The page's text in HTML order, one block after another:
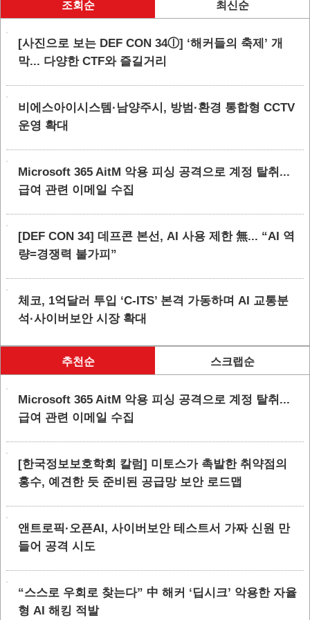
조회순 최신순
[사진으로 보는 DEF CON 34ⓛ] ‘해커들의 축제’ 개
막... 다양한 CTF와 즐길거리
비에스아이시스템·남양주시, 방범·환경 통합형 CCTV
운영 확대
Microsoft 365 AitM 악용 피싱 공격으로 계정 탈취...
급여 관련 이메일 수집
[DEF CON 34] 데프콘 본선, AI 사용 제한 無... “AI 역
량=경쟁력 불가피”
체코, 1억달러 투입 ‘C-ITS’ 본격 가동하며 AI 교통분
석·사이버보안 시장 확대
추천순 스크랩순
Microsoft 365 AitM 악용 피싱 공격으로 계정 탈취...
급여 관련 이메일 수집
[한국정보보호학회 칼럼] 미토스가 촉발한 취약점의
홍수, 예견한 듯 준비된 공급망 보안 로드맵
앤트로픽·오픈AI, 사이버보안 테스트서 가짜 신원 만
들어 공격 시도
“스스로 우회로 찾는다” 中 해커 ‘딥시크’ 악용한 자율
형 AI 해킹 적발